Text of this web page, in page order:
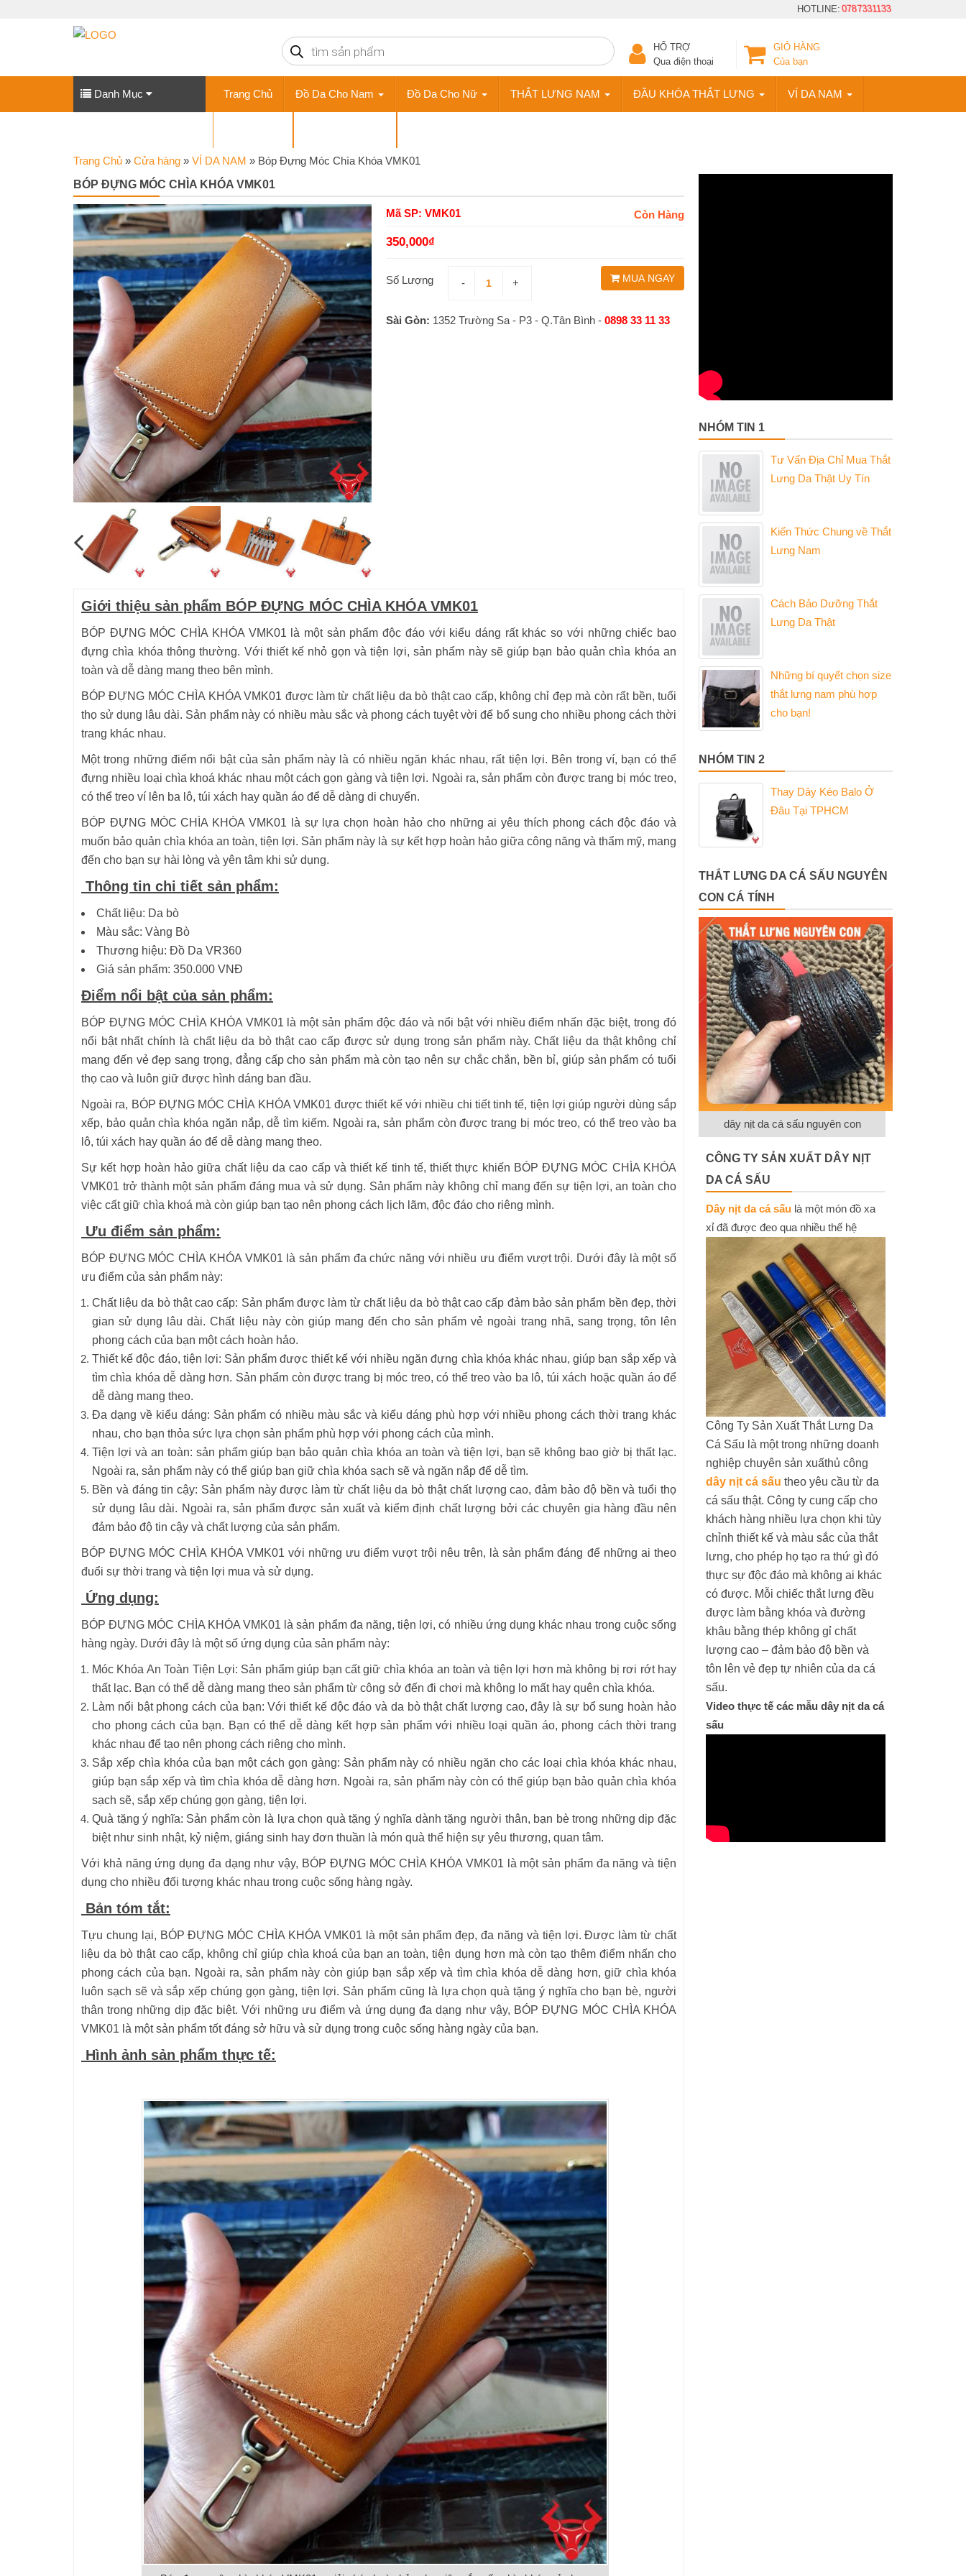
HOTLINE:0787331133
Tìm
kiếm
sản
phẩm
HỔ TRỢ
Qua điện thoại
GIỎ HÀNG
Của bạn
Danh Mục Trang Chủ Đồ Da Cho Nam Đồ Da Cho Nữ THẮT LƯNG NAM ĐẦU KHÓA THẮT LƯNG VÍ DA NAM
Trang Chủ » Cửa hàng » VÍ DA NAM » Bóp Đựng Móc Chìa Khóa VMK01
BÓP ĐỰNG MÓC CHÌA KHÓA VMK01
Mã SP: VMK01 Còn Hàng
350,000₫
Số Lượng - + MUA NGAY
Sài Gòn: 1352 Trường Sa - P3 - Q.Tân Bình - 0898 33 11 33
Giới thiệu sản phẩm BÓP ĐỰNG MÓC CHÌA KHÓA VMK01
BÓP ĐỰNG MÓC CHÌA KHÓA VMK01 là một sản phẩm độc đáo với kiểu dáng rất khác so với những chiếc bao
đựng chìa khóa thông thường. Với thiết kế nhỏ gọn và tiện lợi, sản phẩm này sẽ giúp bạn bảo quản chìa khóa an
toàn và dễ dàng mang theo bên mình.
BÓP ĐỰNG MÓC CHÌA KHÓA VMK01 được làm từ chất liệu da bò thật cao cấp, không chỉ đẹp mà còn rất bền, tuổi
thọ sử dụng lâu dài. Sản phẩm này có nhiều màu sắc và phong cách tuyệt vời để bổ sung cho nhiều phong cách thời
trang khác nhau.
Một trong những điểm nổi bật của sản phẩm này là có nhiều ngăn khác nhau, rất tiện lợi. Bên trong ví, bạn có thể
đựng nhiều loại chìa khoá khác nhau một cách gọn gàng và tiện lợi. Ngoài ra, sản phẩm còn được trang bị móc treo,
có thể treo ví lên ba lô, túi xách hay quần áo để dễ dàng di chuyển.
BÓP ĐỰNG MÓC CHÌA KHÓA VMK01 là sự lựa chọn hoàn hảo cho những ai yêu thích phong cách độc đáo và
muốn bảo quản chìa khóa an toàn, tiện lợi. Sản phẩm này là sự kết hợp hoàn hảo giữa công năng và thẩm mỹ, mang
đến cho bạn sự hài lòng và yên tâm khi sử dụng.
Thông tin chi tiết sản phẩm:
Chất liệu: Da bò
Màu sắc: Vàng Bò
Thương hiệu: Đồ Da VR360
Giá sản phẩm: 350.000 VNĐ
Điểm nổi bật của sản phẩm:
BÓP ĐỰNG MÓC CHÌA KHÓA VMK01 là một sản phẩm độc đáo và nổi bật với nhiều điểm nhấn đặc biệt, trong đó
nổi bật nhất chính là chất liệu da bò thật cao cấp được sử dụng trong sản phẩm này. Chất liệu da thật không chỉ
mang đến vẻ đẹp sang trọng, đẳng cấp cho sản phẩm mà còn tạo nên sự chắc chắn, bền bỉ, giúp sản phẩm có tuổi
thọ cao và luôn giữ được hình dáng ban đầu.
Ngoài ra, BÓP ĐỰNG MÓC CHÌA KHÓA VMK01 được thiết kế với nhiều chi tiết tinh tế, tiện lợi giúp người dùng sắp
xếp, bảo quản chìa khóa ngăn nắp, dễ tìm kiếm. Ngoài ra, sản phẩm còn được trang bị móc treo, có thể treo vào ba
lô, túi xách hay quần áo để dễ dàng mang theo.
Sự kết hợp hoàn hảo giữa chất liệu da cao cấp và thiết kế tinh tế, thiết thực khiến BÓP ĐỰNG MÓC CHÌA KHÓA
VMK01 trở thành một sản phẩm đáng mua và sử dụng. Sản phẩm này không chỉ mang đến sự tiện lợi, an toàn cho
việc cất giữ chìa khoá mà còn giúp bạn tạo nên phong cách lịch lãm, độc đáo cho riêng mình.
Ưu điểm sản phẩm:
BÓP ĐỰNG MÓC CHÌA KHÓA VMK01 là sản phẩm đa chức năng với nhiều ưu điểm vượt trội. Dưới đây là một số
ưu điểm của sản phẩm này:
Chất liệu da bò thật cao cấp: Sản phẩm được làm từ chất liệu da bò thật cao cấp đảm bảo sản phẩm bền đẹp, thời
gian sử dụng lâu dài. Chất liệu này còn giúp mang đến cho sản phẩm vẻ ngoài trang nhã, sang trọng, tôn lên
phong cách của bạn một cách hoàn hảo.
Thiết kế độc đáo, tiện lợi: Sản phẩm được thiết kế với nhiều ngăn đựng chìa khóa khác nhau, giúp bạn sắp xếp và
tìm chìa khóa dễ dàng hơn. Sản phẩm còn được trang bị móc treo, có thể treo vào ba lô, túi xách hoặc quần áo để
dễ dàng mang theo.
Đa dạng về kiểu dáng: Sản phẩm có nhiều màu sắc và kiểu dáng phù hợp với nhiều phong cách thời trang khác
nhau, cho bạn thỏa sức lựa chọn sản phẩm phù hợp với phong cách của mình.
Tiện lợi và an toàn: sản phẩm giúp bạn bảo quản chìa khóa an toàn và tiện lợi, bạn sẽ không bao giờ bị thất lạc.
Ngoài ra, sản phẩm này có thể giúp bạn giữ chìa khóa sạch sẽ và ngăn nắp để dễ tìm.
Bền và đáng tin cậy: Sản phẩm này được làm từ chất liệu da bò thật chất lượng cao, đảm bảo độ bền và tuổi thọ
sử dụng lâu dài. Ngoài ra, sản phẩm được sản xuất và kiểm định chất lượng bởi các chuyên gia hàng đầu nên
đảm bảo độ tin cậy và chất lượng của sản phẩm.
BÓP ĐỰNG MÓC CHÌA KHÓA VMK01 với những ưu điểm vượt trội nêu trên, là sản phẩm đáng để những ai theo
đuổi sự thời trang và tiện lợi mua và sử dụng.
Ứng dụng:
BÓP ĐỰNG MÓC CHÌA KHÓA VMK01 là sản phẩm đa năng, tiện lợi, có nhiều ứng dụng khác nhau trong cuộc sống
hàng ngày. Dưới đây là một số ứng dụng của sản phẩm này:
Móc Khóa An Toàn Tiện Lợi: Sản phẩm giúp bạn cất giữ chìa khóa an toàn và tiện lợi hơn mà không bị rơi rớt hay
thất lạc. Bạn có thể dễ dàng mang theo sản phẩm từ công sở đến đi chơi mà không lo mất hay quên chìa khóa.
Làm nổi bật phong cách của bạn: Với thiết kế độc đáo và da bò thật chất lượng cao, đây là sự bổ sung hoàn hảo
cho phong cách của bạn. Bạn có thể dễ dàng kết hợp sản phẩm với nhiều loại quần áo, phong cách thời trang
khác nhau để tạo nên phong cách riêng cho mình.
Sắp xếp chìa khóa của bạn một cách gọn gàng: Sản phẩm này có nhiều ngăn cho các loại chìa khóa khác nhau,
giúp bạn sắp xếp và tìm chìa khóa dễ dàng hơn. Ngoài ra, sản phẩm này còn có thể giúp bạn bảo quản chìa khóa
sạch sẽ, sắp xếp chúng gọn gàng, tiện lợi.
Quà tặng ý nghĩa: Sản phẩm còn là lựa chọn quà tặng ý nghĩa dành tặng người thân, bạn bè trong những dịp đặc
biệt như sinh nhật, kỷ niệm, giáng sinh hay đơn thuần là món quà thể hiện sự yêu thương, quan tâm.
Với khả năng ứng dụng đa dạng như vậy, BÓP ĐỰNG MÓC CHÌA KHÓA VMK01 là một sản phẩm đa năng và tiện
dụng cho nhiều đối tượng khác nhau trong cuộc sống hàng ngày.
Bản tóm tắt:
Tựu chung lại, BÓP ĐỰNG MÓC CHÌA KHÓA VMK01 là một sản phẩm đẹp, đa năng và tiện lợi. Được làm từ chất
liệu da bò thật cao cấp, không chỉ giúp chìa khoá của bạn an toàn, tiện dụng hơn mà còn tạo thêm điểm nhấn cho
phong cách của bạn. Ngoài ra, sản phẩm này còn giúp bạn sắp xếp và tìm chìa khóa dễ dàng hơn, giữ chìa khóa
luôn sạch sẽ và sắp xếp chúng gọn gàng, tiện lợi. Sản phẩm cũng là lựa chọn quà tặng ý nghĩa cho bạn bè, người
thân trong những dịp đặc biệt. Với những ưu điểm và ứng dụng đa dạng như vậy, BÓP ĐỰNG MÓC CHÌA KHÓA
VMK01 là một sản phẩm tốt đáng sở hữu và sử dụng trong cuộc sống hàng ngày của bạn.
Hình ảnh sản phẩm thực tế:
NHÓM TIN 1
Tư Vấn Địa Chỉ Mua Thắt
Lưng Da Thật Uy Tín
Kiến Thức Chung về Thắt
Lưng Nam
Cách Bảo Dưỡng Thắt
Lưng Da Thật
Những bí quyết chọn size
thắt lưng nam phù hợp
cho bạn!
NHÓM TIN 2
Thay Dây Kéo Balo Ở
Đâu Tại TPHCM
THẮT LƯNG DA CÁ SẤU NGUYÊN
CON CÁ TÍNH
dây nịt da cá sấu nguyên con
CÔNG TY SẢN XUẤT DÂY NỊT
DA CÁ SẤU
Dây nịt da cá sấu là một món đồ xa
xỉ đã được đeo qua nhiều thế hệ
Công Ty Sản Xuất Thắt Lưng Da
Cá Sấu là một trong những doanh
nghiệp chuyên sản xuấthủ công
dây nịt cá sấu theo yêu cầu từ da
cá sấu thật. Công ty cung cấp cho
khách hàng nhiều lựa chọn khi tùy
chỉnh thiết kế và màu sắc của thắt
lưng, cho phép họ tạo ra thứ gì đó
thực sự độc đáo mà không ai khác
có được. Mỗi chiếc thắt lưng đều
được làm bằng khóa và đường
khâu bằng thép không gỉ chất
lượng cao – đảm bảo độ bền và
tôn lên vẻ đẹp tự nhiên của da cá
sấu.
Video thực tế các mẫu dây nịt da cá
sấu